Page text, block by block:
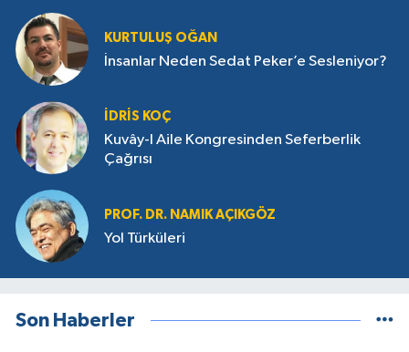
KURTULUŞ OĞAN
İnsanlar Neden Sedat Peker’e Sesleniyor?
İDRIS KOÇ
Kuvây-I Aile Kongresinden Seferberlik
Çağrısı
PROF. DR. NAMIK AÇIKGÖZ
Yol Türküleri
Son Haberler